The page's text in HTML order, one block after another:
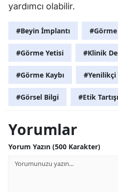
yardımcı olabilir.
#Beyin İmplantı
#Görme Yetisi #Klinik
#Görme Kaybı
#Görsel Bilgi #Etik
Yorumlar
Yorum Yazın (500 Karakter)